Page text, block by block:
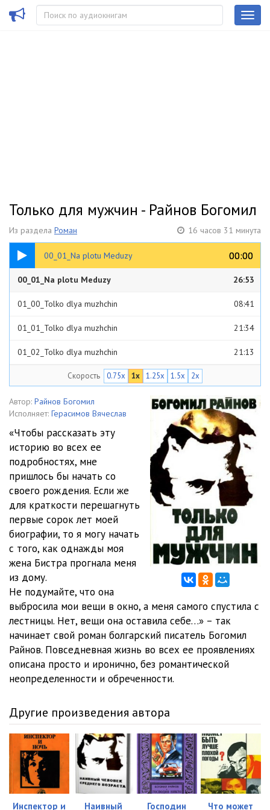
Только для мужчин - Райнов Богомил
Из раздела Роман 16 часов 31 минута
00_01_Na plotu Meduzy 00:00
00:00
26:53
00_01_Na plotu Meduzy 26:53
01_00_Tolko dlya muzhchin 08:41
01_01_Tolko dlya muzhchin 21:34
01_02_Tolko dlya muzhchin 21:13
02_01_Tolko dlya muzhchin
02_02_Tolko dlya muzhchin 22:42
22:03
02_04_Tolko dlya muzhchin 23:07
03_01_Tolko dlya muzhchin 27:50
03_02_Tolko dlya muzhchin 28:09
03_03_Tolko dlya muzhchin 27:14
03_04_Tolko dlya muzhchin 27:39
04_01_Tolko dlya muzhchin
04_02_Tolko dlya muzhchin
04_03_Tolko dlya muzhchin
05_01_Tolko dlya muzhchin 29:08
05_02_Tolko dlya muzhchin
06_01_Tolko dlya muzhchin
06_02_Tolko dlya muzhchin
06_03_Tolko dlya muzhchin 23:35
06_04_Tolko dlya muzhchin 23:52
Скорость 0.75x 1x 1.25x 1.5x 2x
Автор: Райнов Богомил
Исполняет: Герасимов Вячеслав
«Чтобы рассказать эту
историю во всех ее
подробностях, мне
пришлось бы начать со
своего рождения. Если же
для краткости перешагнуть
первые сорок лет моей
биографии, то я могу начать
с того, как однажды моя
жена Бистра прогнала меня
из дому.
Не подумайте, что она
выбросила мои вещи в окно, а меня самого спустила с
лестницы. Нет, вещи она оставила себе…» – так
начинает свой роман болгарский писатель Богомил
Райнов. Повседневная жизнь во всех ее проявлениях
описана просто и иронично, без романтической
неопределенности и обреченности.
Другие произведения автора
Инспектор и
Наивный
Господин
Что может